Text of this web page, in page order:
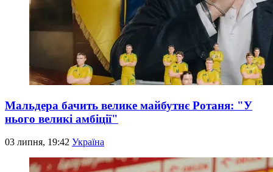
Мальдера бачить велике майбутнє Ротаня: "У
нього великі амбіції"
03 липня, 19:42 Україна